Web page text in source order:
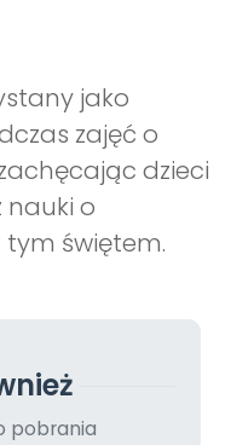
jako
zajęć o
dzieci
nauki o
świętem.
pobrania